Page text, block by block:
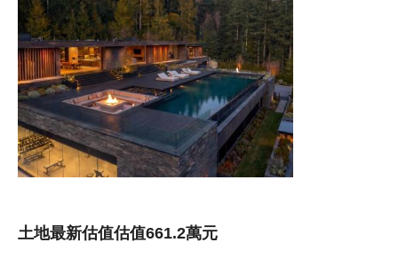
土地最新估值估值661.2萬元